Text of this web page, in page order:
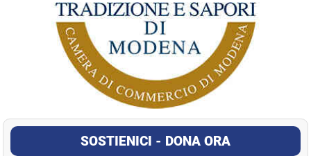
SOSTIENICI - DONA ORA